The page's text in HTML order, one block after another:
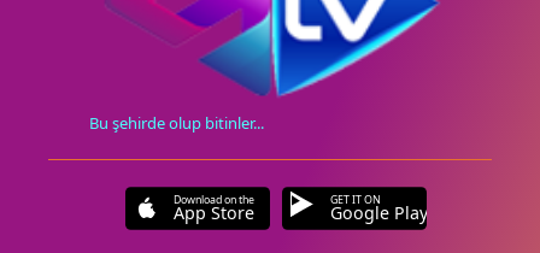
Bu şehirde olup bitinler...
Download on the
App Store
GET IT ON
Google Play